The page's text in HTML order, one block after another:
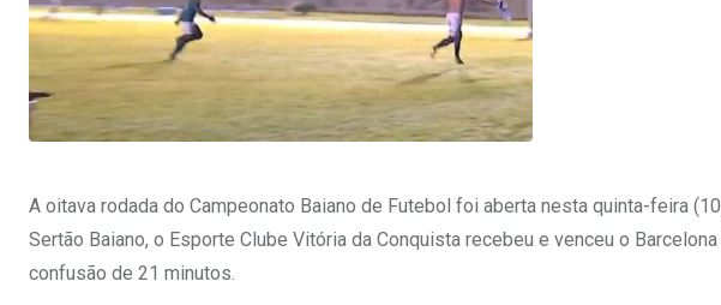
A oitava rodada do Campeonato Baiano de Futebol foi aberta nesta quinta-feira
Sertão Baiano, o Esporte Clube Vitória da Conquista recebeu e venceu o
confusão de 21 minutos.